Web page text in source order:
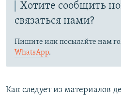
Хотите сообщить
связаться нами?
Пишите или посылайте нам
WhatsApp.
Как следует из материалов